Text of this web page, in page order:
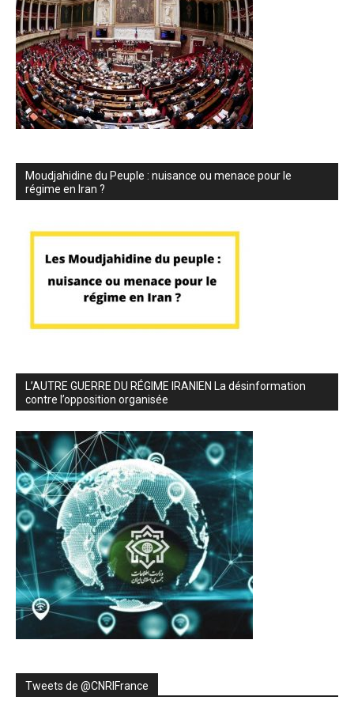
Moudjahidine du Peuple : nuisance ou menace pour le
régime en Iran ?
L’AUTRE GUERRE DU RÉGIME IRANIEN La désinformation
contre l’opposition organisée
Tweets de ‎@CNRIFrance